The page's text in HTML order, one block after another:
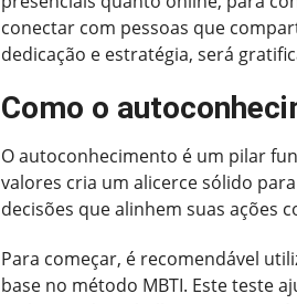
conectar com pessoas que
dedicação e estratégia, será
Como o
O autoconhecimento é um pilar
valores cria um alicerce sólido
decisões que alinhem suas ações
Para começar, é recomendável
base no método MBTI. Este teste